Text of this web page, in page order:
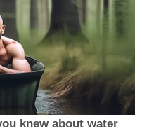
knew about water